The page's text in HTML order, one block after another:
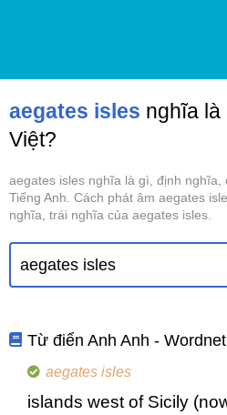
aegates isles nghĩa là
Việt?
aegates isles nghĩa là gì, định
Tiếng Anh. Cách phát âm aegates
nghĩa, trái nghĩa của aegates isles.
Từ điển Anh Anh - Wordnet
aegates isles
islands west of Sicily